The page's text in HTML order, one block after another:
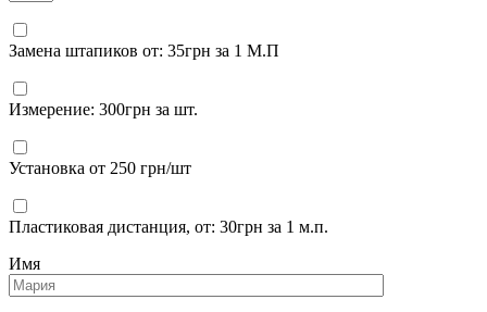
Замена штапиков от: 35грн за 1 М.П
Измерение: 300грн за шт.
Установка от 250 грн/шт
Пластиковая дистанция, от: 30грн за 1 м.п.
Имя